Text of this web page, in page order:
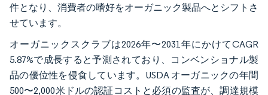
件となり、消費者の嗜好をオーガニック製品へとシフトさ
せています。
オーガニックスクラブは2026年〜2031年にかけてCAGR
5.87%で成長すると予測されており、コンベンショナル製
品の優位性を侵食しています。USDA オーガニックの年間
500〜2,000米ドルの認証コストと必須の監査が、調達規模